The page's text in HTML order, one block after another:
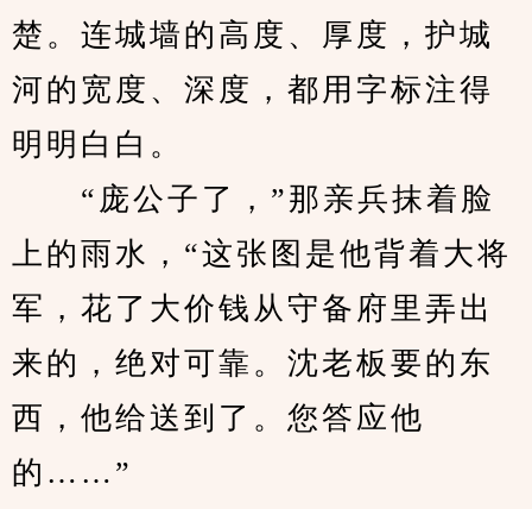
楚。连城墙的高度、厚度，护城
河的宽度、深度，都用字标注得
明明白白。
“庞公子了，”那亲兵抹着脸
上的雨水，“这张图是他背着大将
军，花了大价钱从守备府里弄出
来的，绝对可靠。沈老板要的东
西，他给送到了。您答应他
的……”